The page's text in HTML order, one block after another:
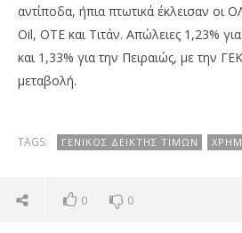
αντίποδα, ήπια πτωτικά έκλεισαν οι
Oil, ΟΤΕ και Τιτάν. Απώλειες 1,23%
και 1,33% για την Πειραιώς, με την
μεταβολή.
TAGS: ΓΕΝΙΚΌΣ ΔΕΊΚΤΗΣ ΤΙΜΏΝ
0 0